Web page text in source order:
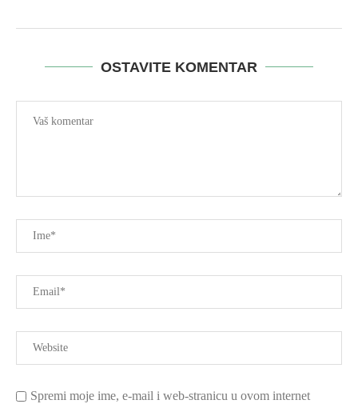
OSTAVITE KOMENTAR
Spremi moje ime, e-mail i web-stranicu u ovom internet